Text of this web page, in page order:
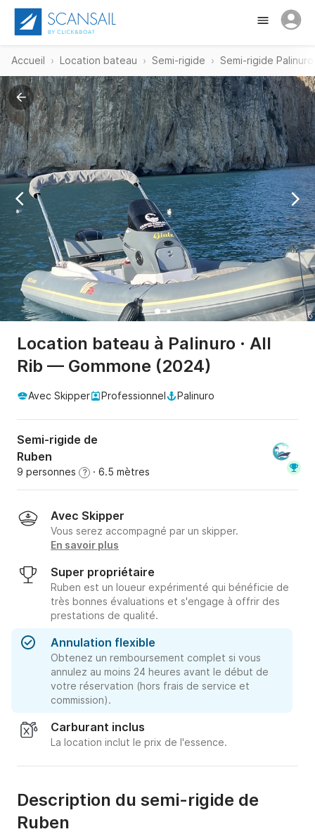
Accueil Location bateau Semi-rigide Semi-rigide Palinuro
Location bateau à Palinuro · All
Rib — Gommone (2024)
Avec Skipper Professionnel Palinuro
Semi-rigide de
Ruben
9 personnes ? · 6.5 mètres
Avec Skipper
Vous serez accompagné par un skipper.
En savoir plus
Super propriétaire
Ruben est un loueur expérimenté qui bénéficie de
très bonnes évaluations et s'engage à offrir des
prestations de qualité.
Annulation flexible
Obtenez un remboursement complet si vous
annulez au moins 24 heures avant le début de
votre réservation (hors frais de service et
commission).
Carburant inclus
La location inclut le prix de l'essence.
Description du semi-rigide de
Ruben